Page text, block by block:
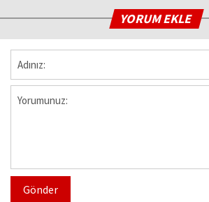
YORUM EKLE
Gönder